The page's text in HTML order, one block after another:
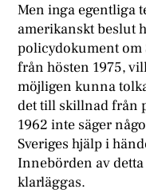
Men inga egentliga
amerikanskt beslut
policydokument om
från hösten 1975,
möjligen kunna
det till skillnad från
1962 inte säger
Sveriges hjälp i
Innebörden av
klarläggas.